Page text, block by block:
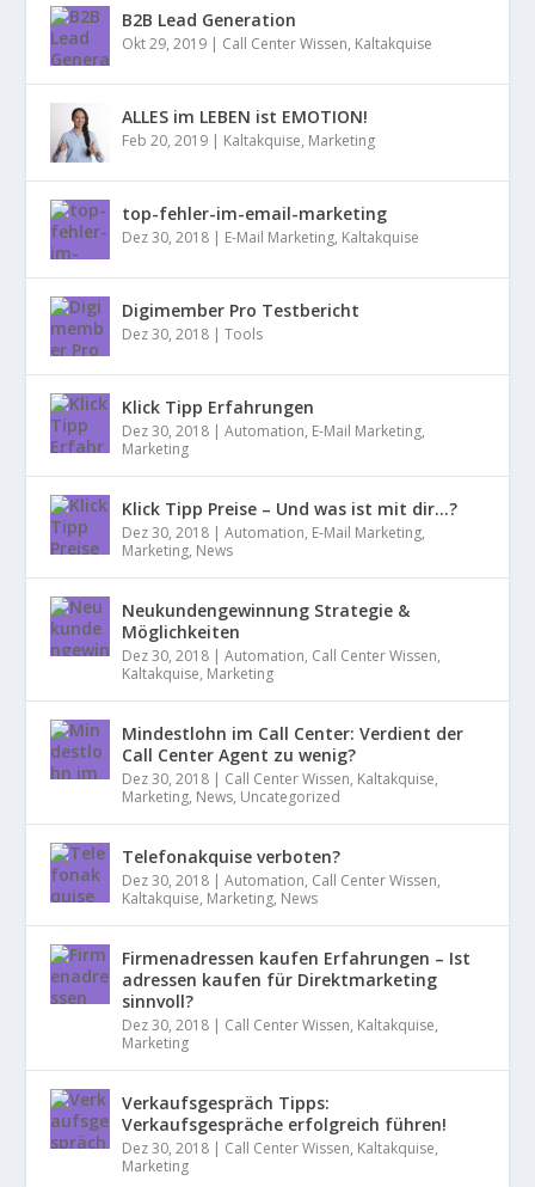
B2B Lead Generation
Okt 29, 2019 | Call Center Wissen, Kaltakquise
ALLES im LEBEN ist EMOTION!
Feb 20, 2019 | Kaltakquise, Marketing
top-fehler-im-email-marketing
Dez 30, 2018 | E-Mail Marketing, Kaltakquise
Digimember Pro Testbericht
Dez 30, 2018 |Tools
Klick Tipp Erfahrungen
Dez 30, 2018 |Automation, E-Mail Marketing,
Marketing
Klick Tipp Preise – Und was ist mit dir…?
Dez 30, 2018 |Automation, E-Mail Marketing,
Marketing, News
Neukundengewinnung Strategie &
Möglichkeiten
Dez 30, 2018 |Automation, Call Center Wissen,
Kaltakquise, Marketing
Mindestlohn im Call Center: Verdient der
Call Center Agent zu wenig?
Dez 30, 2018 | Call Center Wissen, Kaltakquise,
Marketing, News, Uncategorized
Telefonakquise verboten?
Dez 30, 2018 |Automation, Call Center Wissen,
Kaltakquise, Marketing, News
Firmenadressen kaufen Erfahrungen – Ist
adressen kaufen für Direktmarketing
sinnvoll?
Dez 30, 2018 | Call Center Wissen, Kaltakquise,
Marketing
Verkaufsgespräch Tipps:
Verkaufsgespräche erfolgreich führen!
Dez 30, 2018 | Call Center Wissen, Kaltakquise,
Marketing